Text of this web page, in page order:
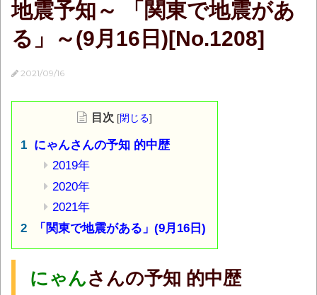
地震予知～ 「関東で地震があ
る」～(9月16日)[No.1208]
2021/09/16
目次 [閉じる]
にゃんさんの予知 的中歴
2019年
2020年
2021年
「関東で地震がある」(9月16日)
にゃんさんの予知 的中歴